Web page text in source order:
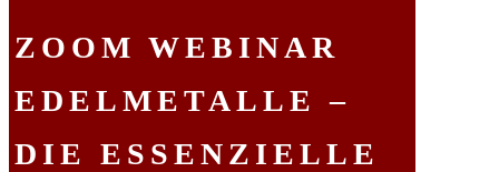
ZOOM WEBINAR
EDELMETALLE –
DIE ESSENZIELLE